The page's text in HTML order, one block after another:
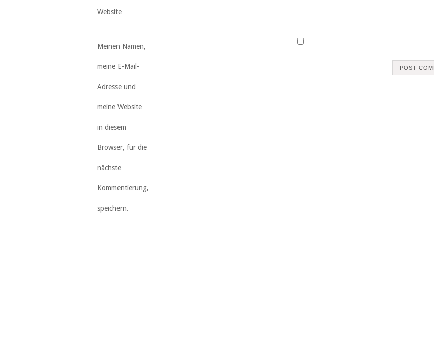
Website
Meinen Namen,
meine E-Mail-
Adresse und
meine Website
in diesem
Browser, für die
nächste
Kommentierung,
speichern.